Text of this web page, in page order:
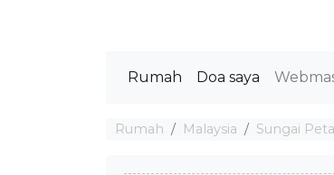
Rumah Doa saya
Rumah Malaysia Sungai